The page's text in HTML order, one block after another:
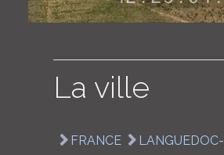
La ville
FRANCE
LANGUEDOC-